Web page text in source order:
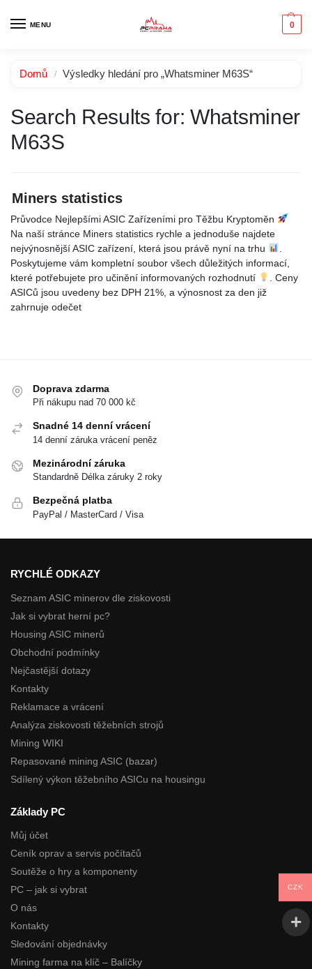
MENU 0
Domů / Výsledky hledání pro „Whatsminer M63S“
Search Results for: Whatsminer
M63S
Miners statistics
Průvodce Nejlepšími ASIC Zařízeními pro Těžbu Kryptoměn
Na naší stránce Miners statistics rychle a jednoduše najdete
nejvýnosnější ASIC zařízení, která jsou právě nyní na trhu
Poskytujeme vám kompletní soubor všech důležitých informací,
které potřebujete pro učinění informovaných rozhodnutí
. Ceny
ASICů jsou uvedeny bez DPH 21%, a výnosnost za den již
zahrnuje odečet
Doprava zdarma
Při nákupu nad 70 000 kč
Snadné 14 denní vrácení
14 denní záruka vrácení peněz
Mezinárodní záruka
Standardně Délka záruky 2 roky
Bezpečná platba
PayPal / MasterCard / Visa
RYCHLÉ ODKAZY
Seznam ASIC minerov dle ziskovosti
Jak si vybrat herní pc?
Housing ASIC minerů
Obchodní podmínky
Nejčastější dotazy
Kontakty
Reklamace a vrácení
Analýza ziskovosti těžebních strojů
Mining WIKI
Repasované mining ASIC (bazar)
Sdílený výkon těžebního ASICu na housingu
Základy PC
Můj účet
Ceník oprav a servis počítačů
Soutěže o hry a komponenty
PC – jak si vybrat
O nás
Kontakty
Sledování objednávky
Mining farma na klíč – Balíčky
CZK